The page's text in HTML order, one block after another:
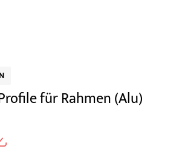
für Rahmen (Alu)